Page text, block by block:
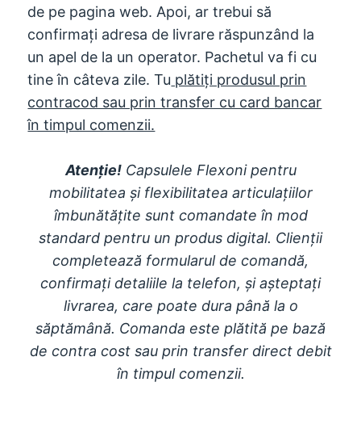
de pe pagina web. Apoi, ar trebui să
confirmați adresa de livrare răspunzând la
un apel de la un operator. Pachetul va fi cu
tine în câteva zile. Tu plătiți produsul prin
contracod sau prin transfer cu card bancar
în timpul comenzii.
Atenţie!Capsulele Flexoni pentru
mobilitatea și flexibilitatea articulațiilor
îmbunătățite sunt comandate în mod
standard pentru un produs digital. Clienții
completează formularul de comandă,
confirmați detaliile la telefon, și așteptați
livrarea, care poate dura până la o
săptămână. Comanda este plătită pe bază
de contra cost sau prin transfer direct debit
în timpul comenzii.